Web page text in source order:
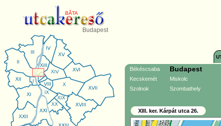
BĂTA
Budapest
Békéscsaba Budapest
Kecskemét
Miskolc
Szolnok
Szombathely
XIII. ker. Kárpát utca 26.